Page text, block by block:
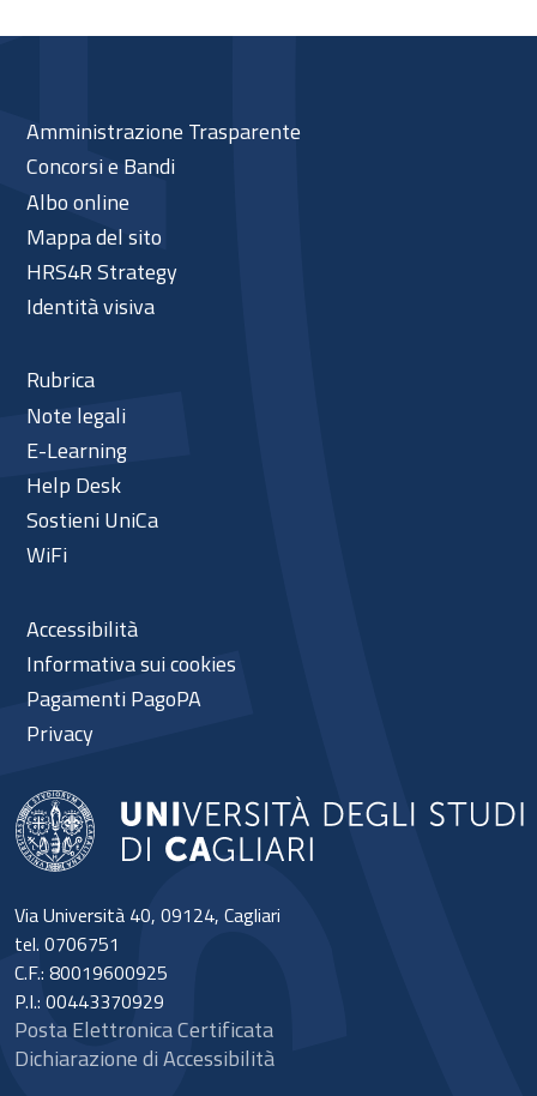
Via Università 40, 09124, Cagliari
tel. 0706751
C.F.: 80019600925
P.I.: 00443370929
Posta Elettronica Certificata
Dichiarazione di Accessibilità
Amministrazione Trasparente
Concorsi e Bandi
Albo online
Mappa del sito
HRS4R Strategy
Identità visiva
Rubrica
Note legali
E-Learning
Help Desk
Sostieni UniCa
WiFi
Accessibilità
Informativa sui cookies
Pagamenti PagoPA
Privacy